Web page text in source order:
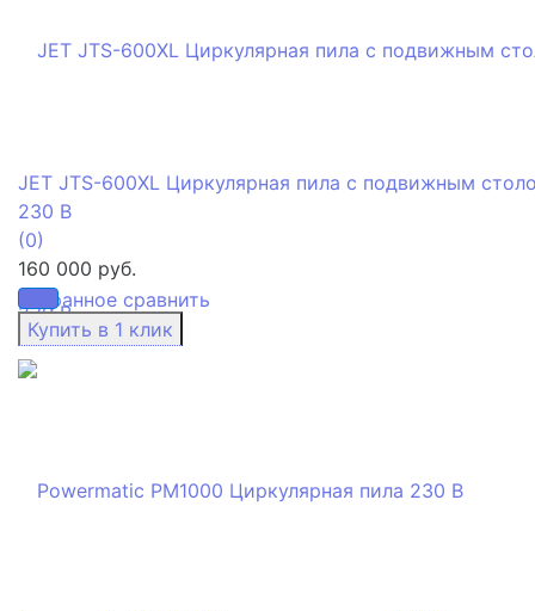
избранное сравнить
JET JTS-600XL Циркулярная пила с подвижным
230 В
(0)
160 000 руб.